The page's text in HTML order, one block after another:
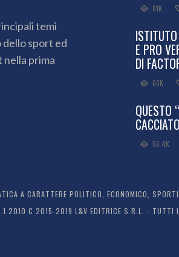
temi
sport ed
prima
81K
E PRO
DI
66K
QUESTO
56.4K
A CARATTERE POLITICO, ECONOMICO,
C 2015-2019 L&V EDITRICE S.R.L. - TUTTI I